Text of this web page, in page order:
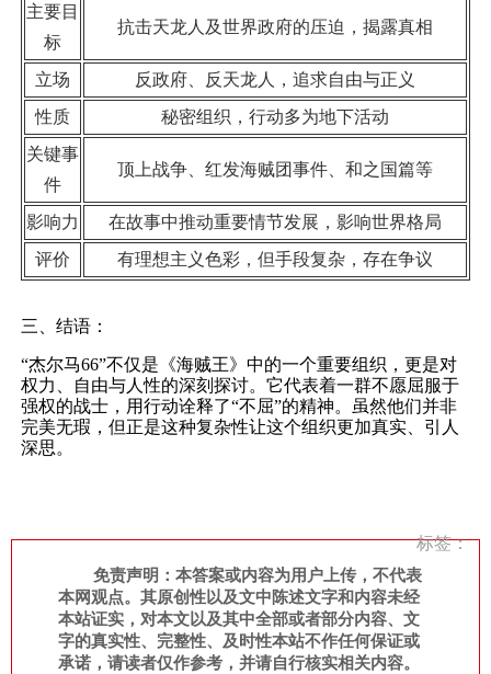
主要目
标
抗击天龙人及世界政府的压迫，揭露真相
立场
反政府、反天龙人，追求自由与正义
性质
秘密组织，行动多为地下活动
关键事
件
顶上战争、红发海贼团事件、和之国篇等
影响力
在故事中推动重要情节发展，影响世界格局
评价
有理想主义色彩，但手段复杂，存在争议
三、结语：
“杰尔马66”不仅是《海贼王》中的一个重要组织，更是对
权力、自由与人性的深刻探讨。它代表着一群不愿屈服于
强权的战士，用行动诠释了“不屈”的精神。虽然他们并非
完美无瑕，但正是这种复杂性让这个组织更加真实、引人
深思。
标签：
免责声明：本答案或内容为用户上传，不代表
本网观点。其原创性以及文中陈述文字和内容未经
本站证实，对本文以及其中全部或者部分内容、文
字的真实性、完整性、及时性本站不作任何保证或
承诺，请读者仅作参考，并请自行核实相关内容。